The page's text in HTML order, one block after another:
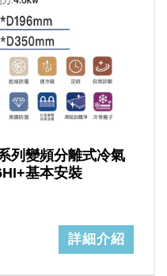
列變頻分離式冷氣
基本安裝
詳細介紹